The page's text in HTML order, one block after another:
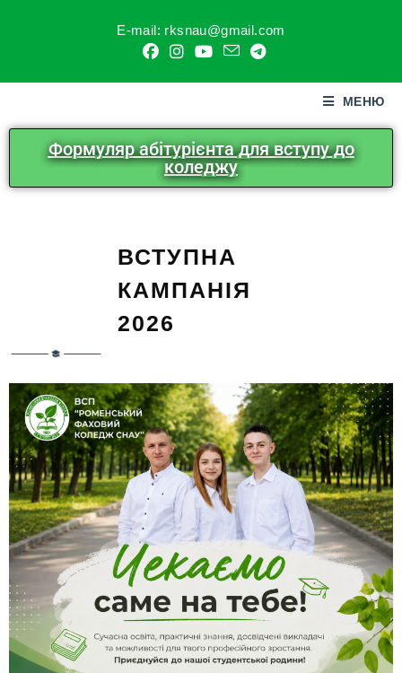
E-mail: rksnau@gmail.com
МЕНЮ
Формуляр абітурієнта для вступу до
коледжу
ВСТУПНА
КАМПАНІЯ
2026